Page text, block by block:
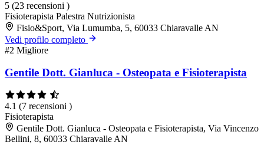
5 (23 recensioni )
Fisioterapista Palestra Nutrizionista
Fisio&Sport, Via Lumumba, 5, 60033 Chiaravalle AN
Vedi profilo completo
#2 Migliore
Gentile Dott. Gianluca - Osteopata e Fisioterapista
4.1 (7 recensioni )
Fisioterapista
Gentile Dott. Gianluca - Osteopata e Fisioterapista, Via Vincenzo
Bellini, 8, 60033 Chiaravalle AN